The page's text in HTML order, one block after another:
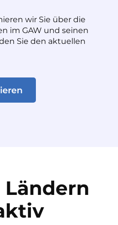
wir Sie über die
im GAW und seinen
Sie den aktuellen